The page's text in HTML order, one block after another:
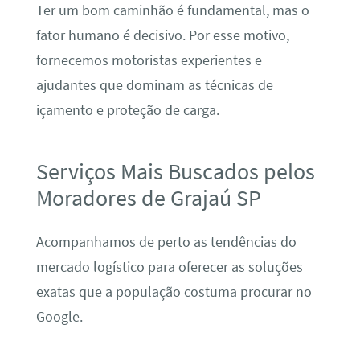
Ter um bom caminhão é fundamental, mas o
fator humano é decisivo. Por esse motivo,
fornecemos motoristas experientes e
ajudantes que dominam as técnicas de
içamento e proteção de carga.
Serviços Mais Buscados pelos
Moradores de Grajaú SP
Acompanhamos de perto as tendências do
mercado logístico para oferecer as soluções
exatas que a população costuma procurar no
Google.